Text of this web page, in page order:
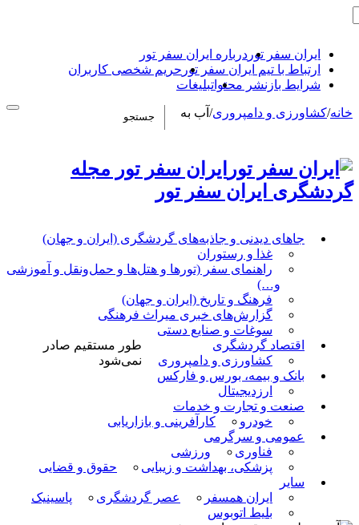
ایران سفر تور درباره ایران سفر تور
ارتباط با تیم ایران سفر تور حریم شخصی کاربران
شرایط بازنشر محتوا تبلیغات
ایران سفر تور مجله
گردشگری ایران سفر تور
جاهای دیدنی و جاذبه‌های گردشگری (ایران و جهان)
غذا و رستوران
راهنمای سفر (تورها و هتل‌ها و حمل‌و‌نقل و آموزشی
و…)
فرهنگ و تاریخ (ایران و جهان)
گزارش‌های خبری میراث فرهنگی
سوغات و صنایع دستی
اقتصاد گردشگری
کشاورزی و دامپروری
بانک و بیمه، بورس و فارکس
ارزدیجیتال
صنعت و تجارت و خدمات
خودرو
کارآفرینی و بازاریابی
عمومی و سرگرمی
فناوری
ورزشی
پزشکی، بهداشت و زیبایی
حقوق و قضایی
سایر
ایران همسفر
عصر گردشگری
پاسینیک
بلیط اتوبوس
خانه/کشاورزی و دامپروری/ آب به
طور مستقیم صادر
نمی‌شود